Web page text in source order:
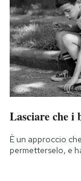
Lasciare che i
È un approccio
permetterselo, e